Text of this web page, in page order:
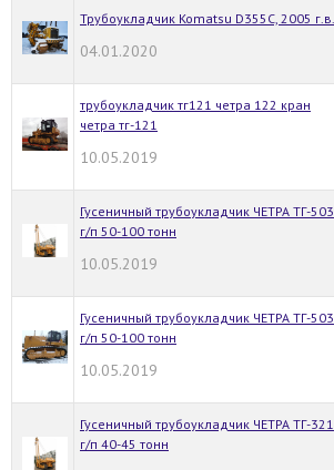
Трубоукладчик Komatsu D355C, 2005 г.в.
04.01.2020
трубоукладчик тг121 четра 122 кран
четра тг-121
10.05.2019
Гусеничный трубоукладчик ЧЕТРА ТГ-503
г/п 50-100 тонн
10.05.2019
Гусеничный трубоукладчик ЧЕТРА ТГ-503
г/п 50-100 тонн
10.05.2019
Гусеничный трубоукладчик ЧЕТРА ТГ-321
г/п 40-45 тонн